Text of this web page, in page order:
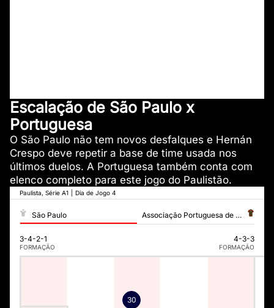
Escalação de São Paulo x
Portuguesa
O São Paulo não tem novos desfalques e Hernán
Crespo deve repetir a base de time usada nos
últimos duelos. A Portuguesa também conta com
elenco completo para este jogo do Paulistão.
Paulista, Série A1 Dia de Jogo 4
São Paulo Associação Portuguesa de Desportos
3-4-2-1
FORMAÇÃO
4-3-3
FORMAÇÃO
30